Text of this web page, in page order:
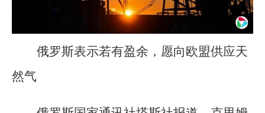
俄罗斯表示若有盈余，愿向欧盟供应天
然气